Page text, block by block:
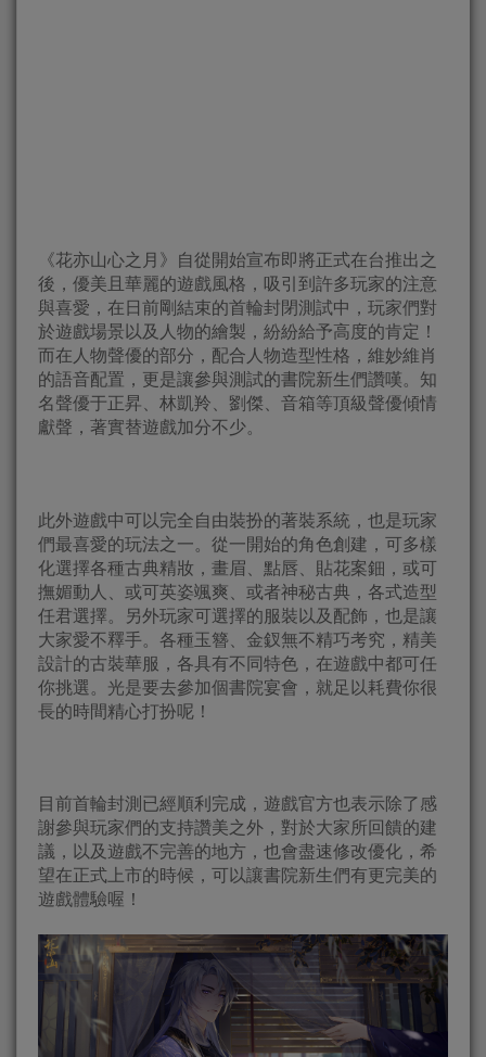
《花亦山心之月》自從開始宣布即將正式在台推出之
後，優美且華麗的遊戲風格，吸引到許多玩家的注意
與喜愛，在日前剛結束的首輪封閉測試中，玩家們對
於遊戲場景以及人物的繪製，紛紛給予高度的肯定！
而在人物聲優的部分，配合人物造型性格，維妙維肖
的語音配置，更是讓參與測試的書院新生們讚嘆。知
名聲優于正昇、林凱羚、劉傑、音箱等頂級聲優傾情
獻聲，著實替遊戲加分不少。
此外遊戲中可以完全自由裝扮的著裝系統，也是玩家
們最喜愛的玩法之一。從一開始的角色創建，可多樣
化選擇各種古典精妝，畫眉、點唇、貼花案鈿，或可
撫媚動人、或可英姿颯爽、或者神秘古典，各式造型
任君選擇。另外玩家可選擇的服裝以及配飾，也是讓
大家愛不釋手。各種玉簪、金釵無不精巧考究，精美
設計的古裝華服，各具有不同特色，在遊戲中都可任
你挑選。光是要去參加個書院宴會，就足以耗費你很
長的時間精心打扮呢！
目前首輪封測已經順利完成，遊戲官方也表示除了感
謝參與玩家們的支持讚美之外，對於大家所回饋的建
議，以及遊戲不完善的地方，也會盡速修改優化，希
望在正式上市的時候，可以讓書院新生們有更完美的
遊戲體驗喔！